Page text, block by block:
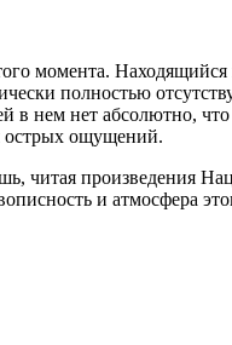
момента.
полностью
нем нет абсолютно,
острых ощущений.
читая произведения
и атмосфера